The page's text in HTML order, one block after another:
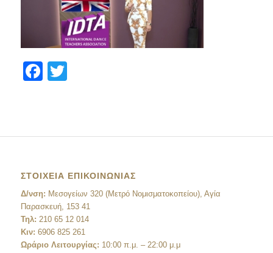
Facebook
ΣΤΟΙΧΕΙΑ ΕΠΙΚΟΙΝΩΝΙΑΣ
Δ/νση: Μεσογείων 320 (Μετρό Νομισματοκοπείου), Αγία
Παρασκευή, 153 41
Τηλ: 210 65 12 014
Κιν: 6906 825 261
Ωράριο Λειτουργίας: 10:00 π.μ. – 22:00 μ.μ